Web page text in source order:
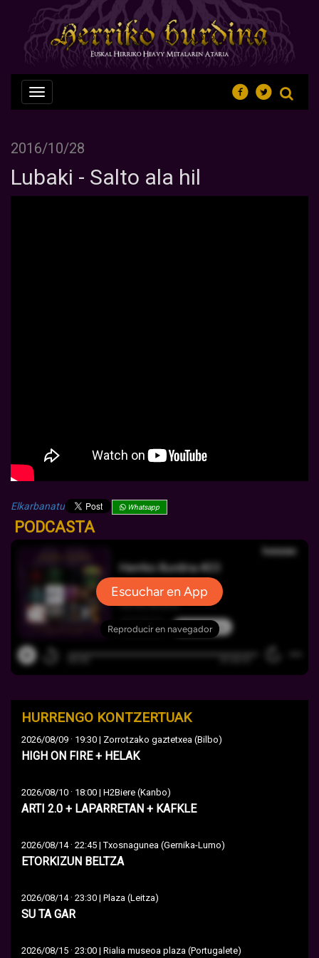
Nabegazioa
ireki
2016/10/28
Lubaki - Salto ala hil
Elkarbanatu Whatsapp
PODCASTA
HURRENGO KONTZERTUAK
2026/08/09 · 19:30 | Zorrotzako gaztetxea (Bilbo)
HIGH ON FIRE + HELAK
2026/08/10 · 18:00 | H2Biere (Kanbo)
ARTI 2.0 + LAPARRETAN + KAFKLE
2026/08/14· 22:45 | Txosnagunea (Gernika-Lumo)
ETORKIZUN BELTZA
2026/08/14· 23:30 | Plaza (Leitza)
SU TA GAR
2026/08/15 · 23:00 | Rialia museoa plaza (Portugalete)